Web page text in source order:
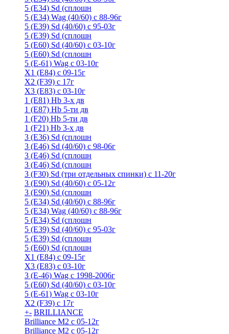
5 (E34) Sd (сплошн
5 (E34) Wag (40/60) с 88-96г
5 (E39) Sd (40/60) с 95-03г
5 (E39) Sd (сплошн
5 (E60) Sd (40/60) с 03-10г
5 (E60) Sd (сплошн
5 (Е-61) Wag с 03-10г
X1 (E84) с 09-15г
X2 (F39) с 17г
X3 (E83) с 03-10г
1 (Е81) Hb 3-х дв
1 (Е87) Hb 5-ти дв
1 (F20) Hb 5-ти дв
1 (F21) Hb 3-х дв
3 (E36) Sd (сплошн
3 (Е46) Sd (40/60) с 98-06г
3 (Е46) Sd (сплошн
3 (E46) Sd (сплошн
3 (F30) Sd (три отдельных спинки) с 11-20г
3 (Е90) Sd (40/60) с 05-12г
3 (Е90) Sd (сплошн
5 (E34) Sd (40/60) с 88-96г
5 (E34) Wag (40/60) с 88-96г
5 (E34) Sd (сплошн
5 (E39) Sd (40/60) с 95-03г
5 (E39) Sd (сплошн
5 (E60) Sd (сплошн
X1 (E84) с 09-15г
X3 (E83) с 03-10г
3 (Е-46) Wag с 1998-2006г
5 (E60) Sd (40/60) с 03-10г
5 (Е-61) Wag с 03-10г
X2 (F39) с 17г
+- BRILLIANCE
Brilliance M2 с 05-12г
Brilliance M2 с 05-12г